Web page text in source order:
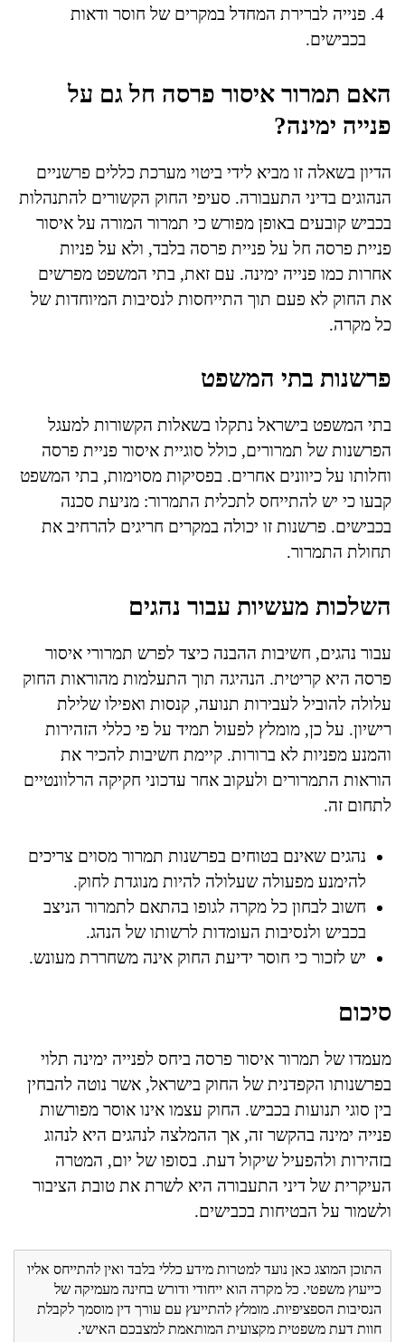
פנייה לברירת המחדל במקרים של חוסר ודאות
בכבישים.
האם תמרור איסור פרסה חל גם על
פנייה ימינה?
הדיון בשאלה זו מביא לידי ביטוי מערכת כללים פרשניים
הנהוגים בדיני התעבורה. סעיפי החוק הקשורים להתנהלות
בכביש קובעים באופן מפורש כי תמרור המורה על איסור
פניית פרסה חל על פניית פרסה בלבד, ולא על פניות
אחרות כמו פנייה ימינה. עם זאת, בתי המשפט מפרשים
את החוק לא פעם תוך התייחסות לנסיבות המיוחדות של
כל מקרה.
פרשנות בתי המשפט
בתי המשפט בישראל נתקלו בשאלות הקשורות למעגל
הפרשנות של תמרורים, כולל סוגיית איסור פניית פרסה
וחלותו על כיוונים אחרים. בפסיקות מסוימות, בתי המשפט
קבעו כי יש להתייחס לתכלית התמרור: מניעת סכנה
בכבישים. פרשנות זו יכולה במקרים חריגים להרחיב את
תחולת התמרור.
השלכות מעשיות עבור נהגים
עבור נהגים, חשיבות ההבנה כיצד לפרש תמרורי איסור
פרסה היא קריטית. הנהיגה תוך התעלמות מהוראות החוק
עלולה להוביל לעבירות תנועה, קנסות ואפילו שלילת
רישיון. על כן, מומלץ לפעול תמיד על פי כללי הזהירות
והמנע מפניות לא ברורות. קיימת חשיבות להכיר את
הוראות התמרורים ולעקוב אחר עדכוני חקיקה הרלוונטיים
לתחום זה.
נהגים שאינם בטוחים בפרשנות תמרור מסוים צריכים
להימנע מפעולה שעלולה להיות מנוגדת לחוק.
חשוב לבחון כל מקרה לגופו בהתאם לתמרור הניצב
בכביש ולנסיבות העומדות לרשותו של הנהג.
יש לזכור כי חוסר ידיעת החוק אינה משחררת מעונש.
סיכום
מעמדו של תמרור איסור פרסה ביחס לפנייה ימינה תלוי
בפרשנותו הקפדנית של החוק בישראל, אשר נוטה להבחין
בין סוגי תנועות בכביש. החוק עצמו אינו אוסר מפורשות
פנייה ימינה בהקשר זה, אך ההמלצה לנהגים היא לנהוג
בזהירות ולהפעיל שיקול דעת. בסופו של יום, המטרה
העיקרית של דיני התעבורה היא לשרת את טובת הציבור
ולשמור על הבטיחות בכבישים.
התוכן המוצג כאן נועד למטרות מידע כללי בלבד ואין להתייחס אליו
כייעוץ משפטי. כל מקרה הוא ייחודי ודורש בחינה מעמיקה של
הנסיבות הספציפיות. מומלץ להתייעץ עם עורך דין מוסמך לקבלת
חוות דעת משפטית מקצועית המותאמת למצבכם האישי.